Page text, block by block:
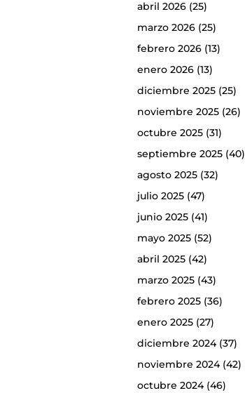
abril 2026(25)
marzo 2026(25)
febrero 2026(13)
enero 2026(13)
diciembre 2025(25)
noviembre 2025(26)
octubre 2025(31)
septiembre 2025(40)
agosto 2025(32)
julio 2025(47)
junio 2025(41)
mayo 2025(52)
abril 2025(42)
marzo 2025(43)
febrero 2025(36)
enero 2025(27)
diciembre 2024(37)
noviembre 2024(42)
octubre 2024(46)